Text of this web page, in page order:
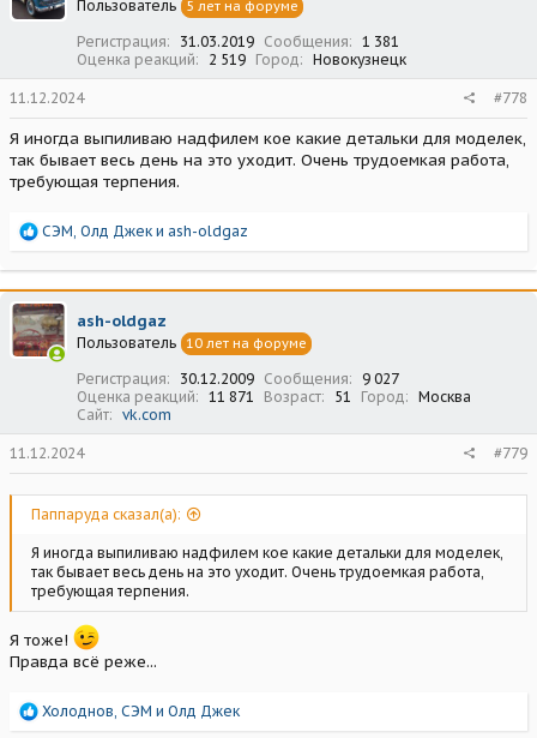
Пользователь 5 лет на форуме
Регистрация 31.03.2019 Сообщения
1 381
Оценка реакций
2 519 Город Новокузнецк
11.12.2024 #778
Я иногда выпиливаю надфилем кое какие детальки для моделек,
так бывает весь день на это уходит. Очень трудоемкая работа,
требующая терпения.
Р
а
к
ц
и
и
СЭМ Олд Джек и ash-oldgaz
ash-oldgaz
Пользователь 10 лет на форуме
Регистрация 30.12.2009 Сообщения
9 027
Оценка реакций
11 871 Возраст 51 Город
Москва
Сайт
vk.com
11.12.2024 #779
Паппаруда сказал(а):
Я иногда выпиливаю надфилем кое какие детальки для моделек,
так бывает весь день на это уходит. Очень трудоемкая работа,
требующая терпения.
Я тоже!
Правда всё реже...
Р
Холоднов, СЭМ и Олд Джек